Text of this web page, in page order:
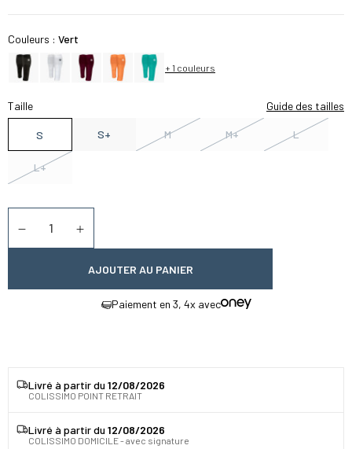
Couleurs : Vert
+ 1 couleurs
Taille Guide des tailles
S S+ M M+ L
L+
AJOUTER AU PANIER
Paiement en 3, 4x avec
Livré à partir du 12/08/2026
COLISSIMO POINT RETRAIT
Livré à partir du 12/08/2026
COLISSIMO DOMICILE - avec signature